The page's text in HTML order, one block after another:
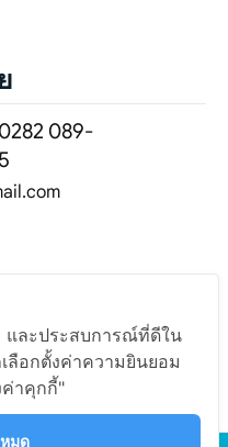
089-
และประสบการณ์ที่ดีใน
ลือกตั้งค่าความยินยอม
ค่าคุกกี้"
มด